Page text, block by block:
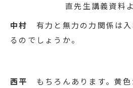
直先生講義資料
中村
有力と無力の力関係は
るのでしょうか。
西平
もちろんあります。黄色